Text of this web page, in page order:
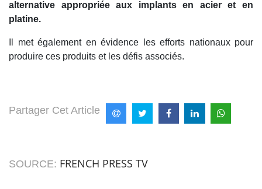
alternative appropriée aux implants en acier et en
platine.
Il met également en évidence les efforts nationaux pour
produire ces produits et les défis associés.
Partager Cet Article
SOURCE: FRENCH PRESS TV